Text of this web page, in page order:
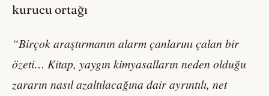
kurucu ortağı
“Birçok araştırmanın alarm çanlarını çalan bir
özeti… Kitap, yaygın kimyasalların neden olduğu
zararın nasıl azaltılacağına dair ayrıntılı, net